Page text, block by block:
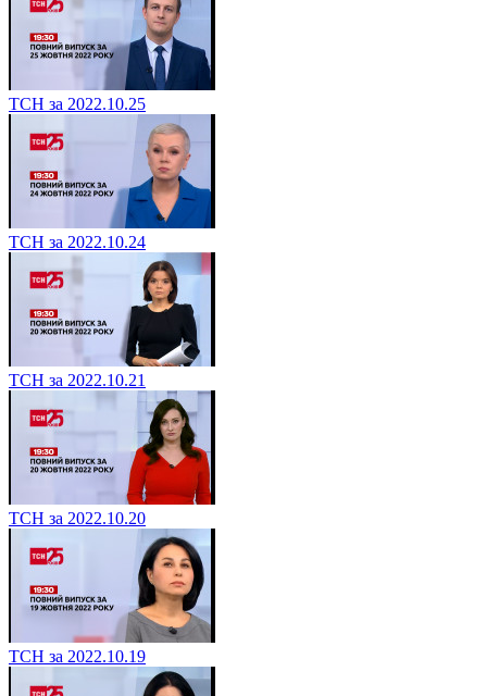
ТСН за 2022.10.25
ТСН за 2022.10.24
ТСН за 2022.10.21
ТСН за 2022.10.20
ТСН за 2022.10.19